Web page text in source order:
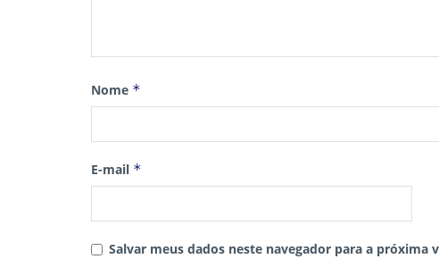
Nome *
E-mail *
Salvar meus dados neste navegador para a próxima